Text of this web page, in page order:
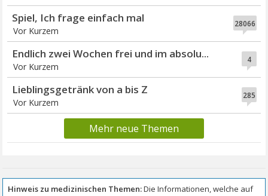
28066
Spiel, Ich frage einfach mal
Vor Kurzem
4
Endlich zwei Wochen frei und im absolu...
Vor Kurzem
285
Lieblingsgetränk von a bis Z
Vor Kurzem
Mehr neue Themen